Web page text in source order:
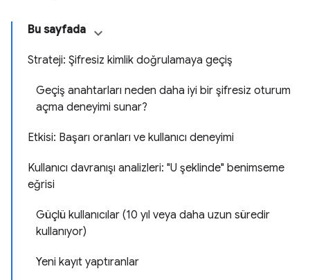
Bu sayfada
Strateji: Şifresiz kimlik doğrulamaya geçiş
Geçiş anahtarları neden daha iyi bir şifresiz oturum
açma deneyimi sunar?
Etkisi: Başarı oranları ve kullanıcı deneyimi
Kullanıcı davranışı analizleri: "U şeklinde" benimseme
eğrisi
Güçlü kullanıcılar (10 yıl veya daha uzun süredir
kullanıyor)
Yeni kayıt yaptıranlar